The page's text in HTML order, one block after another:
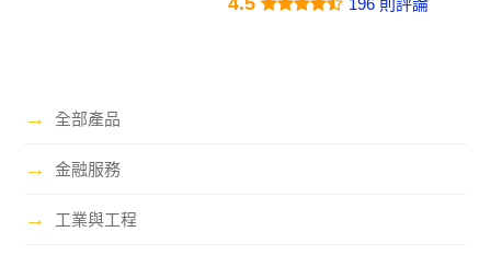
→ 全部產品
→ 金融服務
→ 工業與工程